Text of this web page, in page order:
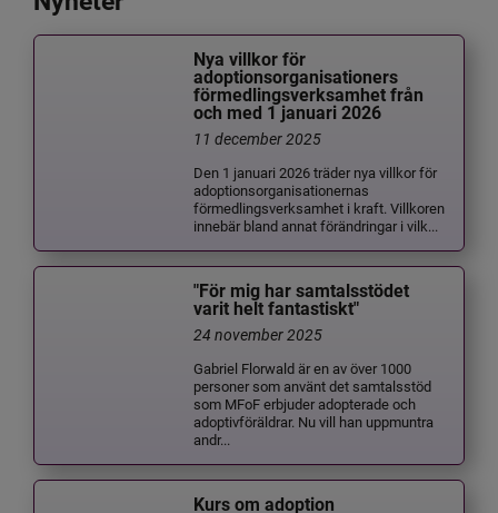
Nya villkor för
adoptionsorganisationers
förmedlingsverksamhet från
och med 1 januari 2026
11 december 2025
Den 1 januari 2026 träder nya villkor för
adoptionsorganisationernas
förmedlingsverksamhet i kraft. Villkoren
innebär bland annat förändringar i vilk...
"För mig har samtalsstödet
varit helt fantastiskt"
24 november 2025
Gabriel Florwald är en av över 1000
personer som använt det samtalsstöd
som MFoF erbjuder adopterade och
adoptivföräldrar. Nu vill han uppmuntra
andr...
Kurs om adoption